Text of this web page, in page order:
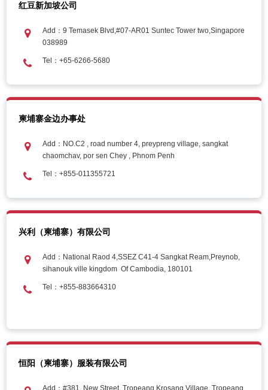
红豆新加坡公司
Add：9 Temasek Blvd,#07-AR01 Suntec Tower two,Singapore
038989
Tel：+65-6266-5680
柬埔寨金边办事处
Add：NO.C2 , road number 4, preypreng village, sangkat
chaomchav, por sen Chey , Phnom Penh
Tel：+855-011355721
兴利（柬埔寨）有限公司
Add：National Raod 4,SSEZ C41-4 Sangkat Ream,Preynob,
sihanouk ville kingdom Of Cambodia, 180101
Tel：+855-883664310
恒阳（柬埔寨）服装有限公司
Add：#381, New Street, Tropeang Krosang Village, Tropeang